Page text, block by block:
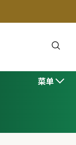
菜单